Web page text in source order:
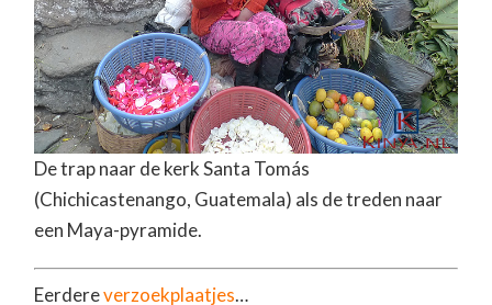
De trap naar de kerk Santa Tomás
(Chichicastenango, Guatemala) als de treden naar
een Maya-pyramide.
Eerdereverzoekplaatjes…